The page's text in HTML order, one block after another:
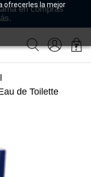
ofrecerles la mejor
en compras
de Toilette